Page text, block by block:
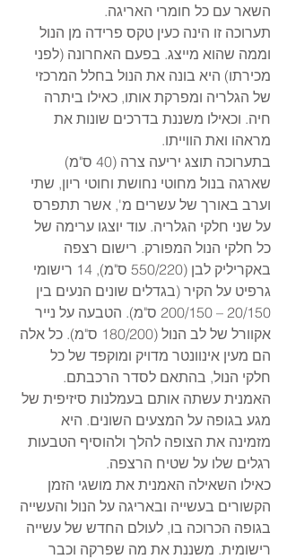
השאר עם כל חומרי האריגה.
תערוכה זו הינה כעין טקס פרידה מן הנול
וממה שהוא מייצג. בפעם האחרונה (לפני
מכירתו) היא בונה את הנול בחלל המרכזי
של הגלריה ומפרקת אותו, כאילו ביתרה
חיה. וכאילו משננת בדרכים שונות את
מראהו ואת הווייתו.
בתערוכה תוצג יריעה צרה (40 ס"מ)
שארגה בנול מחוטי נחושת וחוטי ריון, שתי
וערב באורך של עשרים מ', אשר תתפרס
על שני חלקי הגלריה. עוד יוצגו ערימה של
כל חלקי הנול המפורק. רישום רצפה
באקריליק לבן (550/220 ס"מ), 14 רישומי
גרפיט על הקיר (בגדלים שונים הנעים בין
20/150 – 200/150 ס"מ). הטבעה על נייר
אקוורל של לב הנול (180/200 ס"מ). כל אלה
הם מעין אינוונטר מדויק ומוקפד של כל
חלקי הנול, בהתאם לסדר הרכבתם.
האמנית עשתה אותם בעמלנות סיזיפית של
מגע בגופה על המצעים השונים. היא
מזמינה את הצופה להלך ולהוסיף הטבעות
רגלים שלו על שטיח הרצפה.
כאילו השאילה האמנית את מושגי הזמן
הקשורים בעשייה ובאריגה על הנול והעשייה
בגופה הכרוכה בו, לעולם החדש של עשייה
רישומית. משננת את מה שפרקה וכבר